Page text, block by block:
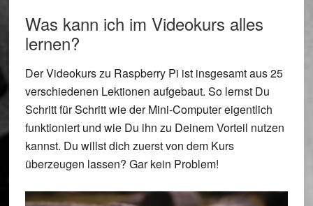
Was kann ich im Videokurs alles
lernen?
Der Videokurs zu Raspberry Pi ist insgesamt aus 25
verschiedenen Lektionen aufgebaut. So lernst Du
Schritt für Schritt wie der Mini-Computer eigentlich
funktioniert und wie Du ihn zu Deinem Vorteil nutzen
kannst. Du willst dich zuerst von dem Kurs
überzeugen lassen? Gar kein Problem!